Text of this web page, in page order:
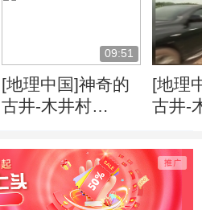
09:51
[地理中国]神奇的
古井-木井村
的两口救命井
[地理
古井-
木水井